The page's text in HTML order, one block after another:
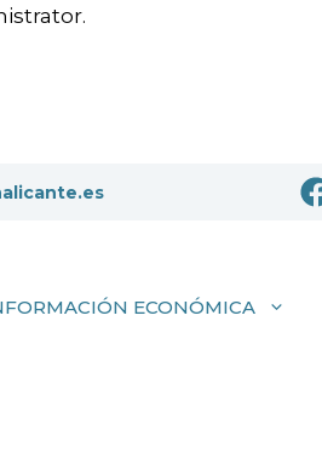
ECONÓMICA